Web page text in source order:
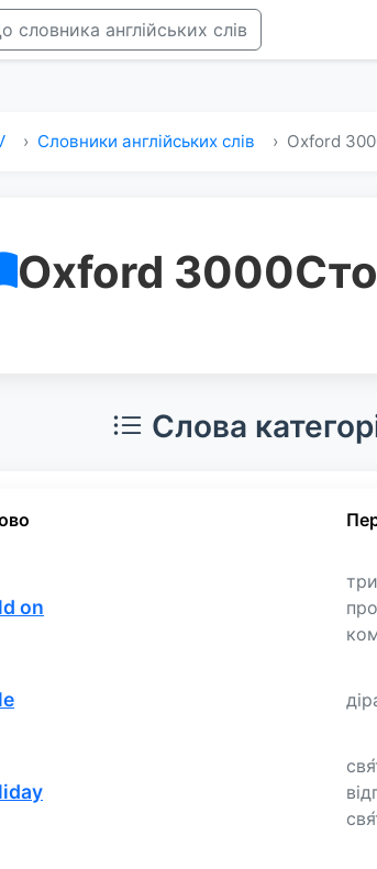
словника англійських слів
Словники англійських слів Oxford
Oxford 3000
Слова
on